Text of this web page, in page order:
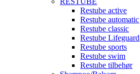
Restube active
Restube automatic
Restube classic
Restube Lifeguard
Restube sports
Restube swim
Restube tilbehør